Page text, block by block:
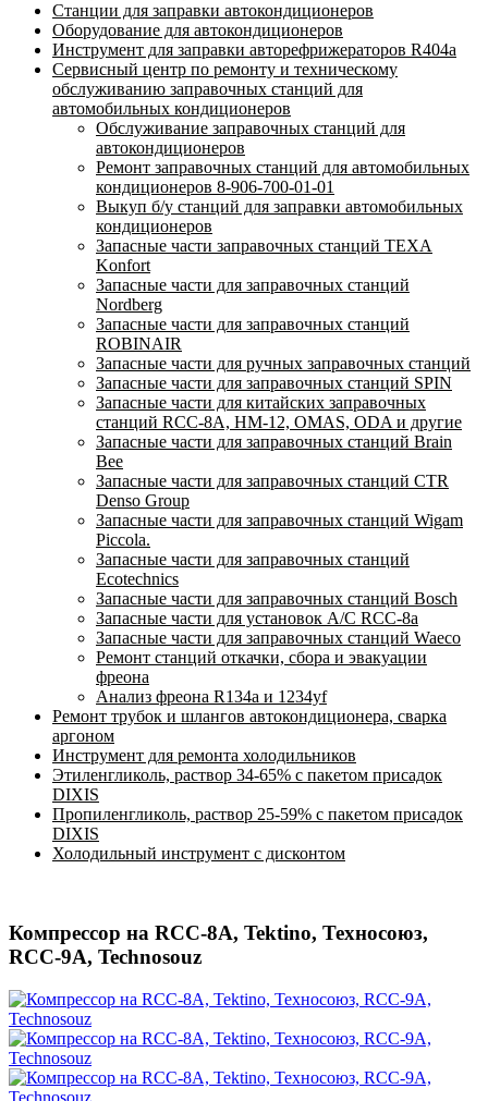
Станции для заправки автокондиционеров
Оборудование для автокондиционеров
Инструмент для заправки авторефрижераторов R404a
Сервисный центр по ремонту и техническому
обслуживанию заправочных станций для
автомобильных кондиционеров
Обслуживание заправочных станций для
автокондиционеров
Ремонт заправочных станций для автомобильных
кондиционеров 8-906-700-01-01
Выкуп б/у станций для заправки автомобильных
кондиционеров
Запасные части заправочных станций TEXA
Konfort
Запасные части для заправочных станций
Nordberg
Запасные части для заправочных станций
ROBINAIR
Запасные части для ручных заправочных станций
Запасные части для заправочных станций SPIN
Запасные части для китайских заправочных
станций RCC-8A, HM-12, OMAS, ODA и другие
Запасные части для заправочных станций Brain
Bee
Запасные части для заправочных станций CTR
Denso Group
Запасные части для заправочных станций Wigam
Piccola.
Запасные части для заправочных станций
Ecotechnics
Запасные части для заправочных станций Bosch
Запасные части для установок A/C RCC-8a
Запасные части для заправочных станций Waeco
Ремонт станций откачки, сбора и эвакуации
фреона
Анализ фреона R134a и 1234yf
Ремонт трубок и шлангов автокондиционера, сварка
аргоном
Инструмент для ремонта холодильников
Этиленгликоль, раствор 34-65% с пакетом присадок
DIXIS
Пропиленгликоль, раствор 25-59% с пакетом присадок
DIXIS
Холодильный инструмент с дисконтом
Компрессор на RCC-8A, Tektino, Теxносоюз,
RCC-9A, Technosouz